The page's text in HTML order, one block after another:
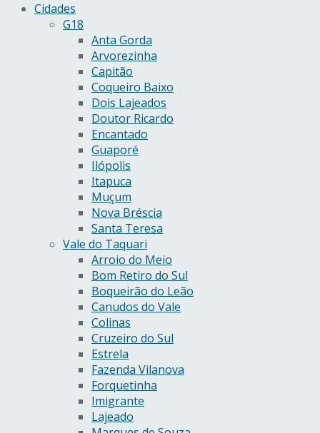
Cidades
G18
Anta Gorda
Arvorezinha
Capitão
Coqueiro Baixo
Dois Lajeados
Doutor Ricardo
Encantado
Guaporé
Ilópolis
Itapuca
Muçum
Nova Bréscia
Santa Teresa
Vale do Taquari
Arroio do Meio
Bom Retiro do Sul
Boqueirão do Leão
Canudos do Vale
Colinas
Cruzeiro do Sul
Estrela
Fazenda Vilanova
Forquetinha
Imigrante
Lajeado